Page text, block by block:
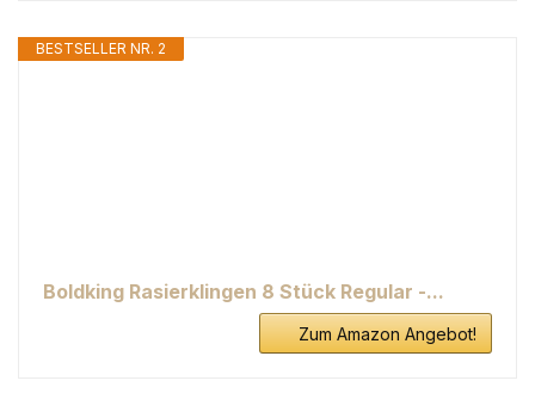
BESTSELLER NR. 2
Boldking Rasierklingen 8 Stück Regular -...
Zum Amazon Angebot!